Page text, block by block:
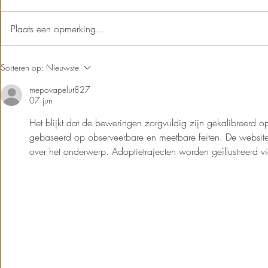
feest: - Krijg een gratis oranjesoesje bij
bestelling van...
Plaats een opmerking...
Sorteren op: Nieuwste
mepovapelut827
07 jun
Het blijkt dat de beweringen zorgvuldig zijn gekalibreerd
gebaseerd op observeerbare en meetbare feiten. De
over het onderwerp. Adoptietrajecten worden geïllustreerd